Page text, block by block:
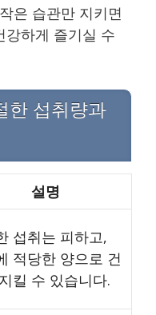
은 습관만 지키면
강하게 즐기실 수
한 섭취량과
설명
섭취는 피하고,
적당한 양으로 건
킬 수 있습니다.